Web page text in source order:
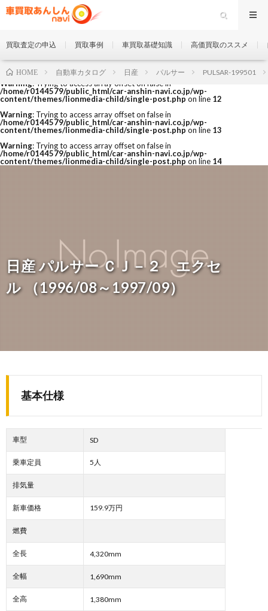
Warning: Trying to access array offset on false in
/home/r0144579/public_html/car-anshin-navi.co.jp/wp-
content/themes/lionmedia-child/single-post.php on line 12
Warning: Trying to access array offset on false in
/home/r0144579/public_html/car-anshin-navi.co.jp/wp-
content/themes/lionmedia-child/single-post.php on line 13
Warning: Trying to access array offset on false in
/home/r0144579/public_html/car-anshin-navi.co.jp/wp-
content/themes/lionmedia-child/single-post.php on line 14
買取査定の申込 買取事例 車買取基礎知識 高価買取のススメ
日産 パルサー ＣＪ－２ エクセ
ル （1996/08～1997/09）
HOME 自動車カタログ 日産 パルサー PULSAR-199501
基本仕様
車型 SD
乗車定員 5人
排気量
新車価格 159.9万円
燃費
全長 4,320mm
全幅 1,690mm
全高 1,380mm